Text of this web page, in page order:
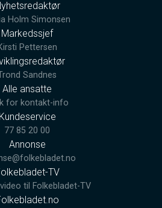
Holm Simonsen
Markedssjef
Pettersen
Sandnes
Alle ansatte
for kontakt-info
Kundeservice
77 85 20 00
Annonse
TV
til Folkebladet-TV